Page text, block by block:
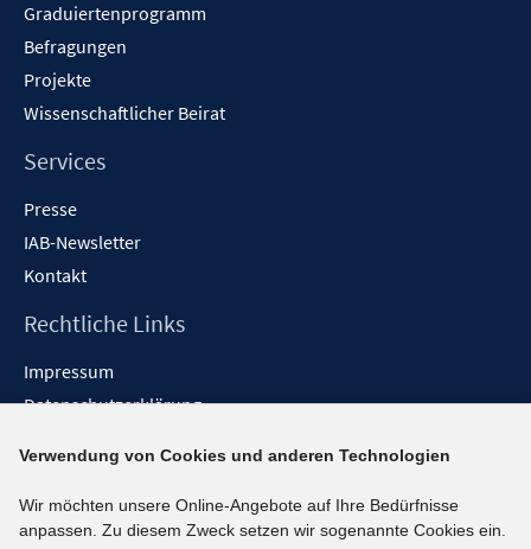
Graduiertenprogramm
Befragungen
Projekte
Wissenschaftlicher Beirat
Services
Presse
IAB-Newsletter
Kontakt
Rechtliche Links
Impressum
Datenschutzerklärung
Barrieren melden
Social-Media-Kanäle
Verwendung von Cookies und anderen Technologien
Wir möchten unsere Online-Angebote auf Ihre Bedürfnisse
anpassen. Zu diesem Zweck setzen wir sogenannte Cookies ein.